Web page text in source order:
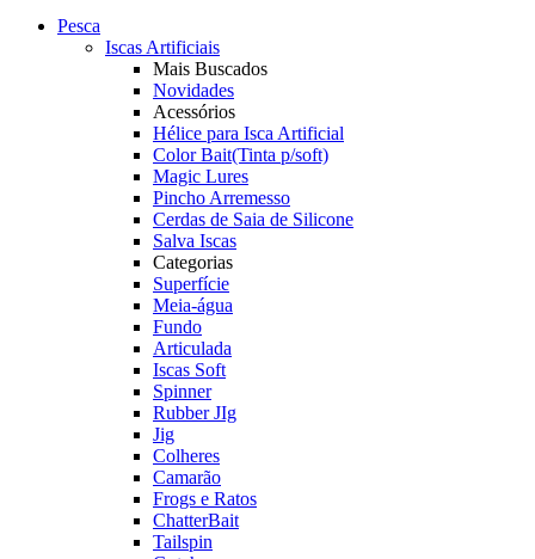
Pesca
Iscas Artificiais
Mais Buscados
Novidades
Acessórios
Hélice para Isca Artificial
Color Bait(Tinta p/soft)
Magic Lures
Pincho Arremesso
Cerdas de Saia de Silicone
Salva Iscas
Categorias
Superfície
Meia-água
Fundo
Articulada
Iscas Soft
Spinner
Rubber JIg
Jig
Colheres
Camarão
Frogs e Ratos
ChatterBait
Tailspin